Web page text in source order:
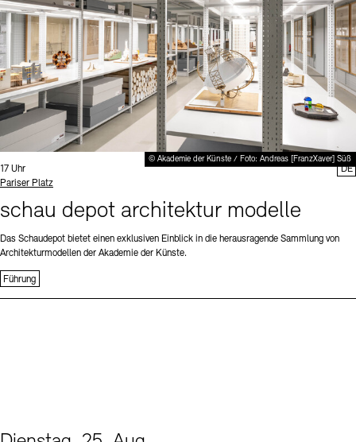
© Akademie der Künste / Foto: Andreas [FranzXaver] Süß
Uhrzeit:
17 Uhr
Standort
Pariser Platz
schau depot architektur modelle
Das Schaudepot bietet einen exklusiven Einblick in die herausragende Sammlung von
Architekturmodellen der Akademie der Künste.
Führung
DE